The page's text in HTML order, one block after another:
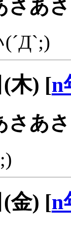
さあ
木) [n
さあ
金) [n